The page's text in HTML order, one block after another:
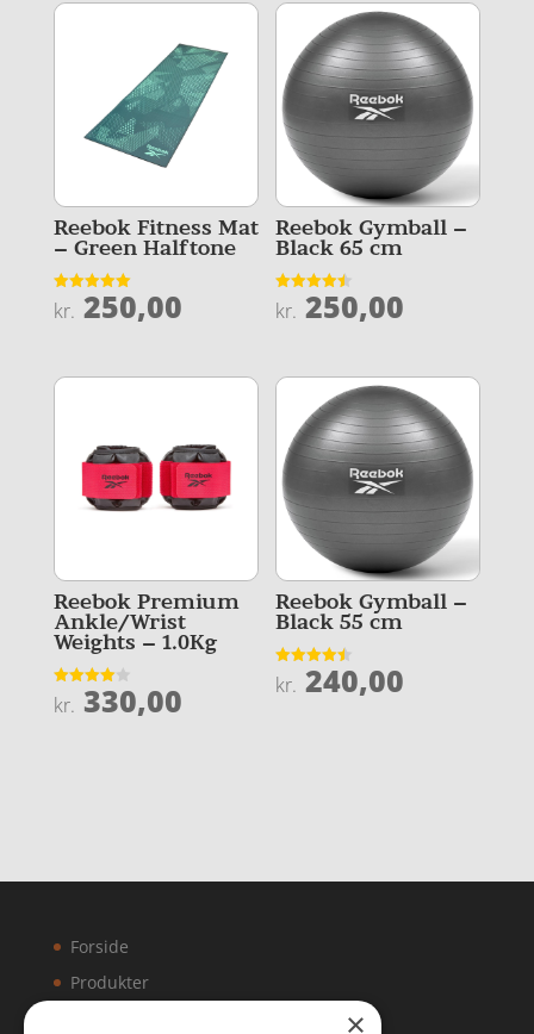
Reebok Fitness Mat
– Green Halftone
Vurderet
5
kr. 250,00
Reebok Gymball –
Black 65 cm
Vurderet
4.5
kr. 250,00
Reebok Premium
Ankle/Wrist
Weights – 1.0Kg
Vurderet
4
kr. 330,00
Reebok Gymball –
Black 55 cm
Vurderet
4.5
kr. 240,00
Forside
Produkter
×